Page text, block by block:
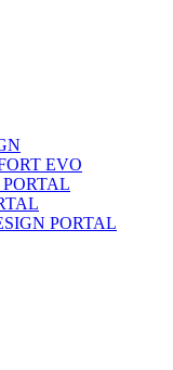
EVO
PORTAL